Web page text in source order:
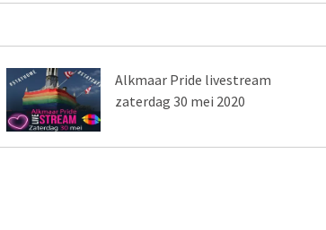
Alkmaar Pride livestream
zaterdag 30 mei 2020